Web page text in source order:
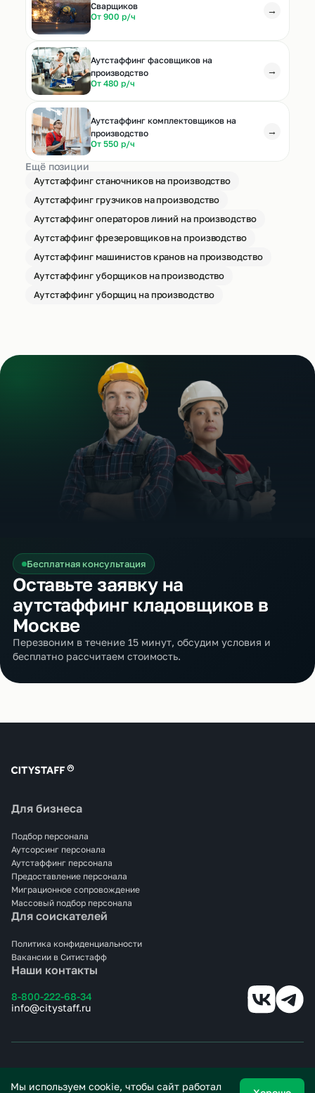
Cварщиков
От 900 р/ч
→
Аутстаффинг фасовщиков на
производство
От 480 р/ч
→
Аутстаффинг комплектовщиков на
производство
От 550 р/ч
→
Ещё позиции
Аутстаффинг станочников на производство
Аутстаффинг грузчиков на производство
Аутстаффинг операторов линий на производство
Аутстаффинг фрезеровщиков на производство
Аутстаффинг машинистов кранов на производство
Аутстаффинг уборщиков на производство
Аутстаффинг уборщиц на производство
Бесплатная консультация
Оставьте заявку на
аутстаффинг кладовщиков в
Москве
Перезвоним в течение 15 минут, обсудим условия и
бесплатно рассчитаем стоимость.
Наши контакты
8-800-222-68-34
info@citystaff.ru
Для бизнеса
Подбор персонала
Аутсорсинг персонала
Аутстаффинг персонала
Предоставление персонала
Миграционное сопровождение
Массовый подбор персонала
Для соискателей
Политика конфиденциальности
Вакансии в Ситистафф
Все права защищены.
Мы используем cookie, чтобы сайт работал